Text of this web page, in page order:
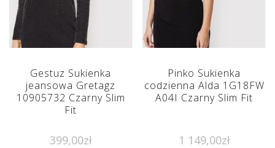
Gestuz Sukienka
jeansowa Gretagz
10905732 Czarny Slim
Fit
399,00zł
Pinko Sukienka
codzienna Alda 1G18FW
A04I Czarny Slim Fit
1 149,00zł